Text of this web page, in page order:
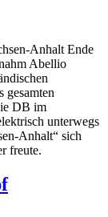
Anhalt Ende
Abellio
gesamten
DB im
unterwegs
Anhalt“ sich
freute.